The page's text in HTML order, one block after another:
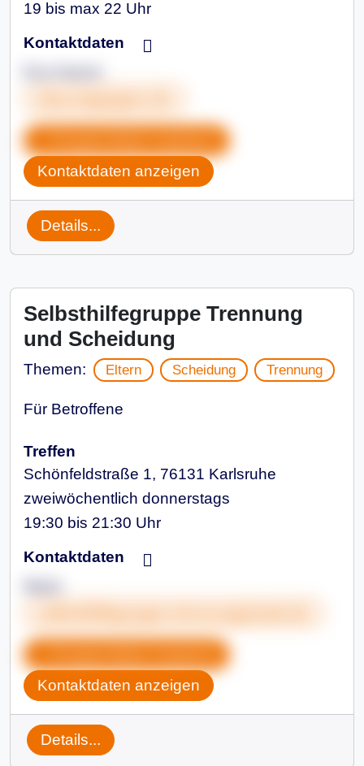
19 bis max 22 Uhr
Kontaktdaten
Kontaktdaten anzeigen
Details...
Selbsthilfegruppe Trennung
und Scheidung
Themen: Eltern Scheidung Trennung
Für Betroffene
Treffen
Schönfeldstraße 1, 76131 Karlsruhe
zweiwöchentlich donnerstags
19:30 bis 21:30 Uhr
Kontaktdaten
Kontaktdaten anzeigen
Details...